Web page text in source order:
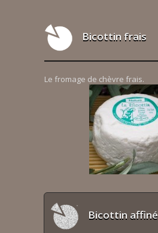
Bicottin frais
Le fromage de chèvre frais.
Bicottin affiné